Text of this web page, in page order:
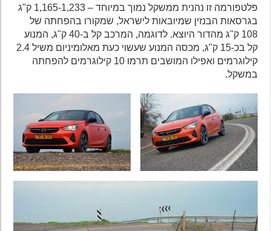
פלטפורמה זו נהנית ממשקל נמוך במיוחד – 1,165-1,233 ק"ג
בגרסאות הבנזין שמיובאות לישראל, שמקורו בהפחתה של
108 ק"ג מהדור היוצא. לדוגמה, המרכב קל ב-40 ק"ג, המנוע
קל בכ-15 ק"ג, מכסה המנוע שעשוי כעת מאלומיניום משיל 2.4
קילוגרמים ואפילו המושבים תרמו 10 קילוגרמים להפחתה
במשקל.